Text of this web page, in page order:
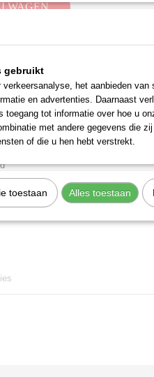
97 99 010
0,05 Kg
x 0.8 mm
gebruikt
het aanbieden van
en advertenties. Daarnaast
toegang tot informatie over hoe u
met andere gegevens die
of die u hen hebt verstrekt.
toestaan Alles toestaan